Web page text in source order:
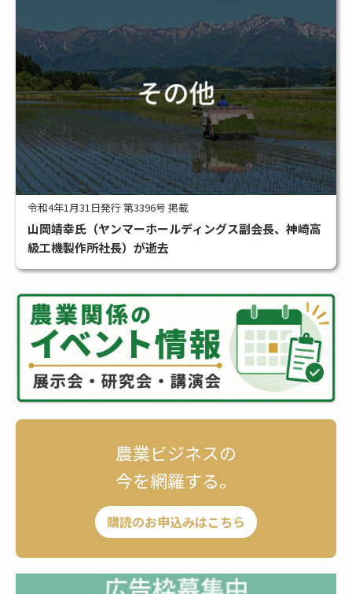
令和4年1月31日発行 第3396号 掲載
山岡靖幸氏（ヤンマーホールディングス副会長、神崎高
級工機製作所社長）が逝去
農業ビジネスの
今を網羅する。
購読のお申込みはこちら